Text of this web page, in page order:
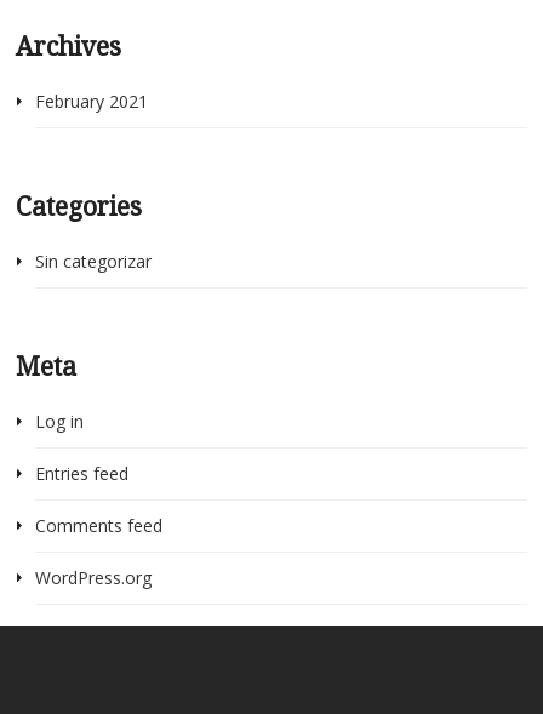
Archives
February 2021
Categories
Sin categorizar
Meta
Log in
Entries feed
Comments feed
WordPress.org